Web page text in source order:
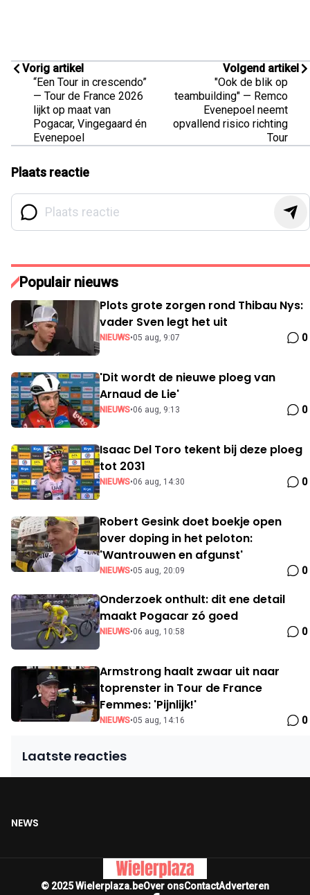
Vorig artikel
“Een Tour in crescendo”
— Tour de France 2026
lijkt op maat van
Pogacar, Vingegaard én
Evenepoel
Volgend artikel
"Ook de blik op
teambuilding" — Remco
Evenepoel neemt
opvallend risico richting
Tour
Plaats reactie
Populair nieuws
Plots grote zorgen rond Thibau Nys:
vader Sven legt het uit
NIEUWS•05 aug, 9:07 0
'Dit wordt de nieuwe ploeg van
Arnaud de Lie'
NIEUWS•06 aug, 9:13 0
Isaac Del Toro tekent bij deze ploeg
tot 2031
NIEUWS•06 aug, 14:30 0
Robert Gesink doet boekje open
over doping in het peloton:
'Wantrouwen en afgunst'
NIEUWS•05 aug, 20:09 0
Onderzoek onthult: dit ene detail
maakt Pogacar zó goed
NIEUWS•06 aug, 10:58 0
Armstrong haalt zwaar uit naar
toprenster in Tour de France
Femmes: 'Pijnlijk!'
NIEUWS•05 aug, 14:16 0
Laatste reacties
NEWS
© 2025 Wielerplaza.beOver onsContactAdverteren